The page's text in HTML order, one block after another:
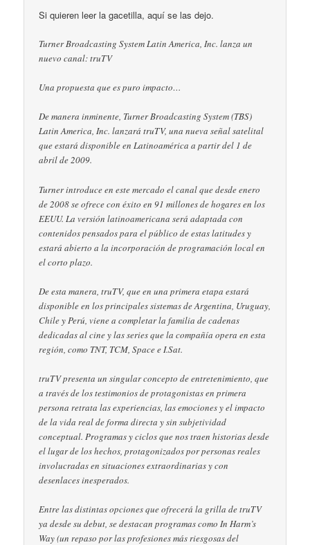
Si quieren leer la gacetilla, aquí se las dejo.
Turner Broadcasting System Latin America, Inc. lanza un
nuevo canal: truTV
Una propuesta que es puro impacto…
De manera inminente, Turner Broadcasting System (TBS)
Latin America, Inc. lanzará truTV, una nueva señal satelital
que estará disponible en Latinoamérica a partir del 1 de
abril de 2009.
Turner introduce en este mercado el canal que desde enero
de 2008 se ofrece con éxito en 91 millones de hogares en los
EEUU. La versión latinoamericana será adaptada con
contenidos pensados para el público de estas latitudes y
estará abierto a la incorporación de programación local en
el corto plazo.
De esta manera, truTV, que en una primera etapa estará
disponible en los principales sistemas de Argentina, Uruguay,
Chile y Perú, viene a completar la familia de cadenas
dedicadas al cine y las series que la compañía opera en esta
región, como TNT, TCM, Space e I.Sat.
truTV presenta un singular concepto de entretenimiento, que
a través de los testimonios de protagonistas en primera
persona retrata las experiencias, las emociones y el impacto
de la vida real de forma directa y sin subjetividad
conceptual. Programas y ciclos que nos traen historias desde
el lugar de los hechos, protagonizados por personas reales
involucradas en situaciones extraordinarias y con
desenlaces inesperados.
Entre las distintas opciones que ofrecerá la grilla de truTV
ya desde su debut, se destacan programas como In Harm’s
Way (un repaso por las profesiones más riesgosas del